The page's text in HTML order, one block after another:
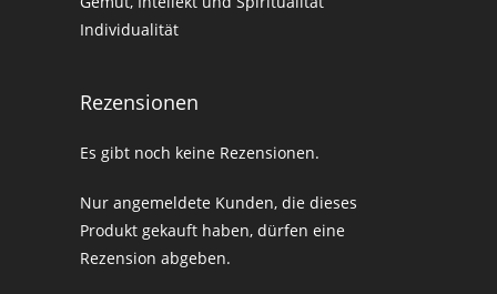
Individualität
Rezensionen
Es gibt noch keine Rezensionen.
Nur angemeldete Kunden, die dieses
Produkt gekauft haben, dürfen eine
Rezension abgeben.